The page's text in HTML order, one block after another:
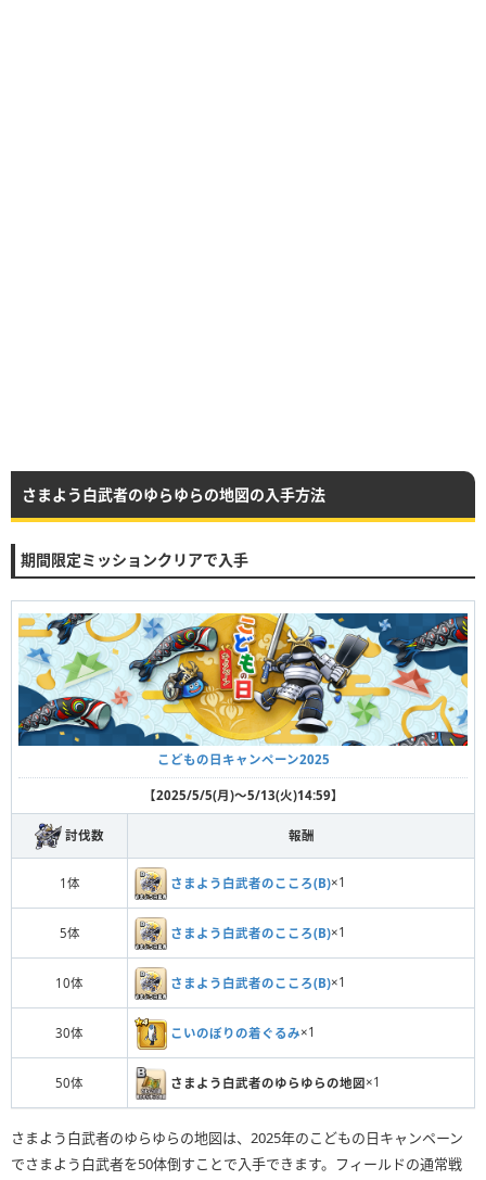
さまよう白武者のゆらゆらの地図の入手方法
期間限定ミッションクリアで入手
こどもの日キャンペーン2025
【2025/5/5(月)〜5/13(火)14:59】
討伐数 報酬
1体 さまよう白武者のこころ(B)×1
5体 さまよう白武者のこころ(B)×1
10体 さまよう白武者のこころ(B)×1
30体 こいのぼりの着ぐるみ×1
50体 さまよう白武者のゆらゆらの地図×1
さまよう白武者のゆらゆらの地図は、2025年のこどもの日キャンペーン
でさまよう白武者を50体倒すことで入手できます。フィールドの通常戦